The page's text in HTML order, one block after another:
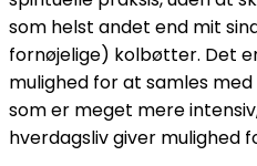
som helst andet end mit
fornøjelige) kolbøtter. Det
mulighed for at samles
som er meget mere
hverdagsliv giver mulighed